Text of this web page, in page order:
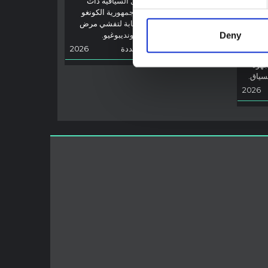
Deny
2026
الصلة في مقاطعة إيتوري، جمهورية الكونغو
الديمقراطية، لإعلام الاستجابة لتفشي مرض
الإيبولا الناجم عن فيروس بونديبوغيو.
شبكة أبحاث المخاطر المتعددة
2026